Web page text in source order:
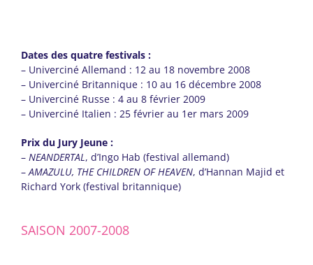
Dates des quatre festivals :
– Univerciné Allemand : 12 au 18 novembre 2008
– Univerciné Britannique : 10 au 16 décembre 2008
– Univerciné Russe : 4 au 8 février 2009
– Univerciné Italien : 25 février au 1er mars 2009
Prix du Jury Jeune :
– NEANDERTAL, d’Ingo Hab (festival allemand)
–AMAZULU, THE CHILDREN OF HEAVEN, d’Hannan Majid et
Richard York (festival britannique)
SAISON 2007-2008